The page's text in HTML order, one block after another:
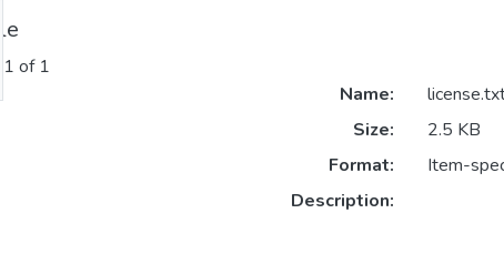
of 1
Name:
Size:
2.5 KB
Format:
Item-
Description: